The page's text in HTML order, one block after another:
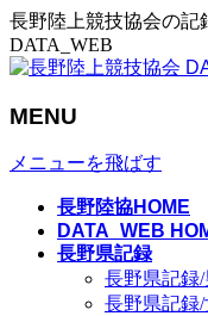
長野陸上競技協会の記
DATA_WEB
MENU
メニューを飛ばす
長野陸協HOME
DATA_WEB
長野県記録
長野県記録/
長野県記録/